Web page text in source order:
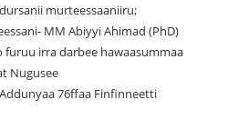
murteessaaniiru;
MM Abiyyi Ahimad (PhD)
irra darbee hawaasummaa
Nugusee
76ffaa Finfinneetti